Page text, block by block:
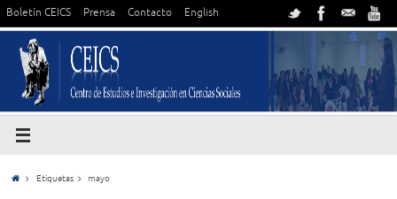
Boletín CEICS Prensa Contacto English
Etiquetas mayo